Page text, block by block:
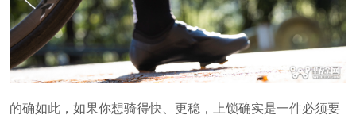
的确如此，如果你想骑得快、更稳，上锁确实是一件必须要